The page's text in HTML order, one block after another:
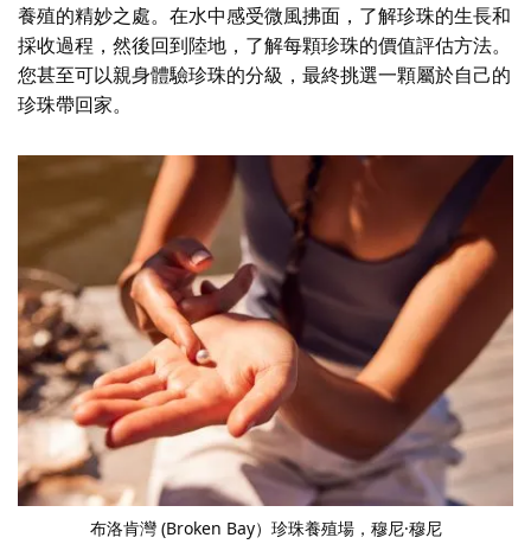
養殖的精妙之處。在水中感受微風拂面，了解珍珠的生長和
採收過程，然後回到陸地，了解每顆珍珠的價值評估方法。
您甚至可以親身體驗珍珠的分級，最終挑選一顆屬於自己的
珍珠帶回家。
布洛肯灣 (Broken Bay）珍珠養殖場，穆尼·穆尼